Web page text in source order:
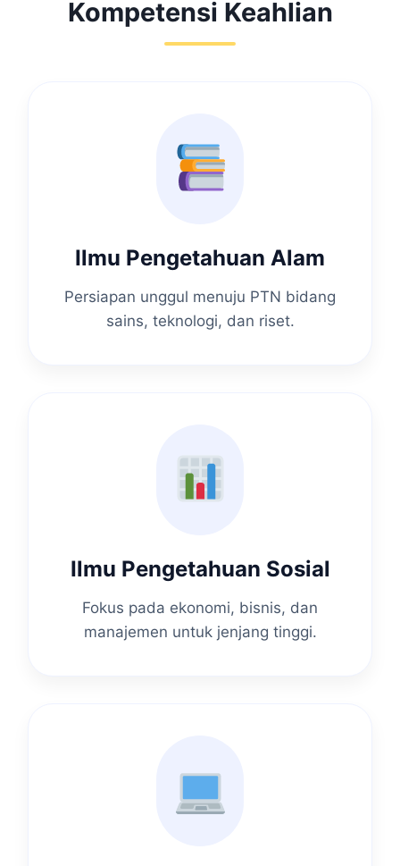
Kompetensi Keahlian
Ilmu Pengetahuan Alam
Persiapan unggul menuju PTN bidang
sains, teknologi, dan riset.
Ilmu Pengetahuan Sosial
Fokus pada ekonomi, bisnis, dan
manajemen untuk jenjang tinggi.